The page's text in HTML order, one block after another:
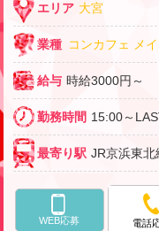
エリア 大宮
業種 コンカフェ メ
給与 時給3000円～
勤務時間 15:00～
最寄り駅 JR京浜東北
WEB応募 電話